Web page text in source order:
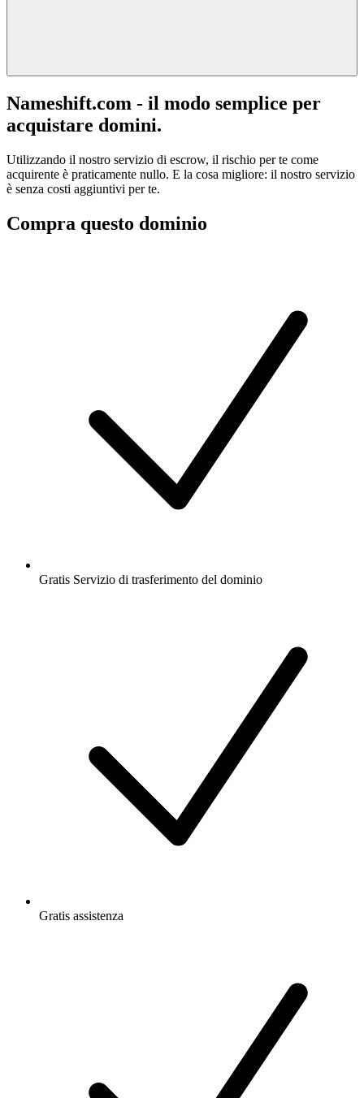
Nameshift.com - il modo semplice per
acquistare domini.
Utilizzando il nostro servizio di escrow, il rischio per te come
acquirente è praticamente nullo. E la cosa migliore: il nostro servizio
è senza costi aggiuntivi per te.
Compra questo dominio
Gratis Servizio di trasferimento del dominio
Gratis assistenza